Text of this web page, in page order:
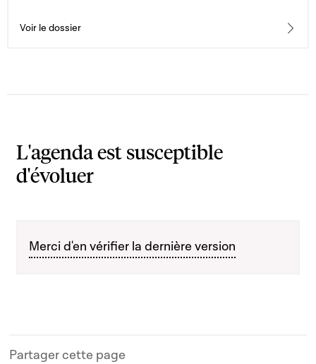
Voir le dossier
L'agenda est susceptible
d'évoluer
Merci d'en vérifier la dernière version
Partager cette page